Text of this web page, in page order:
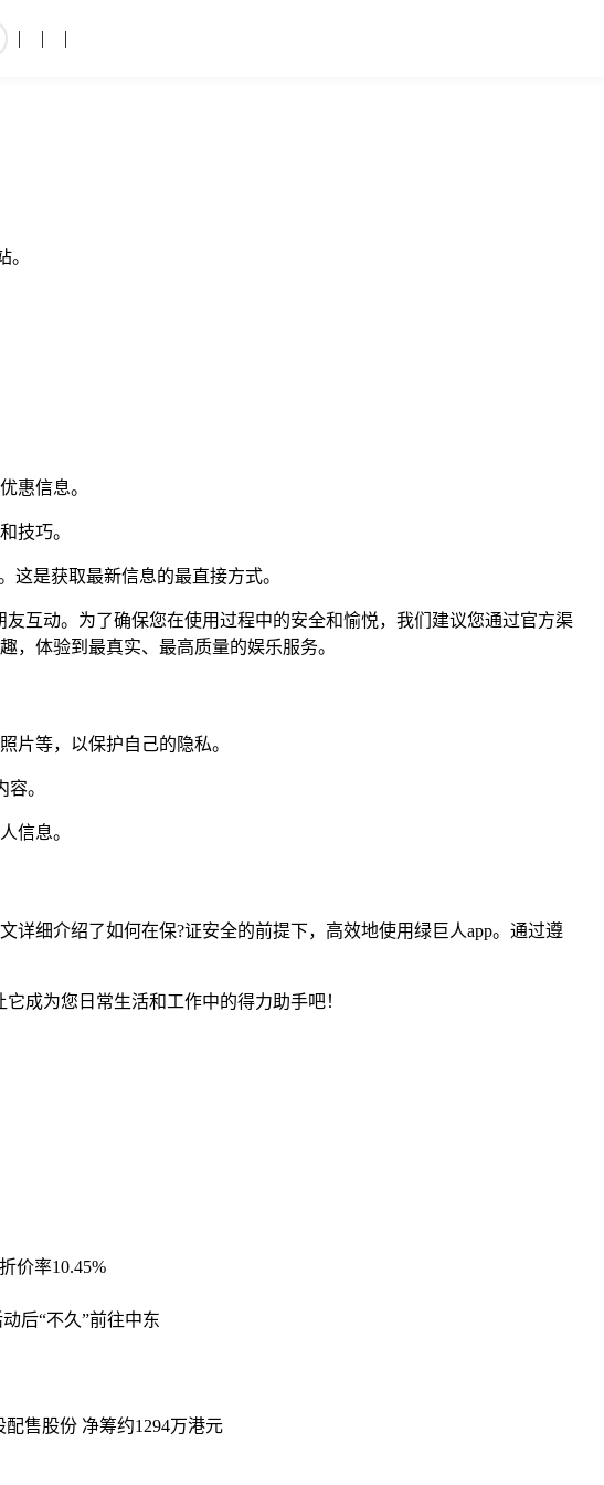
。
惠信息。
技巧。
这是获取最新信息的最直接方式。
互动。为了确保您在使用过程中的安全和愉悦，我们建议您通过官方渠
，体验到最真实、最高质量的娱乐服务。
片等，以保护自己的隐私。
。
信息。
细介绍了如何在保?证安全的前提下，高效地使用绿巨人app。通过遵
成为您日常生活和工作中的得力助手吧！
价率10.45%
后“不久”前往中东
售股份 净筹约1294万港元